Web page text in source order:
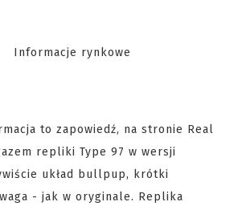
to zapowiedź, na stronie Real
repliki Type 97 w wersji
układ bullpup, krótki
waga - jak w oryginale. Replika